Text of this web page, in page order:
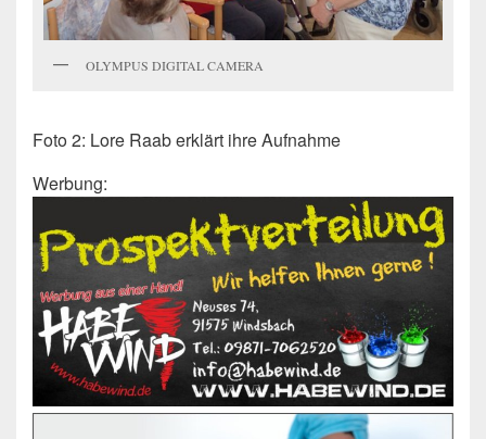
OLYMPUS DIGITAL CAMERA
Foto 2: Lore Raab erklärt ihre Aufnahme
Werbung: